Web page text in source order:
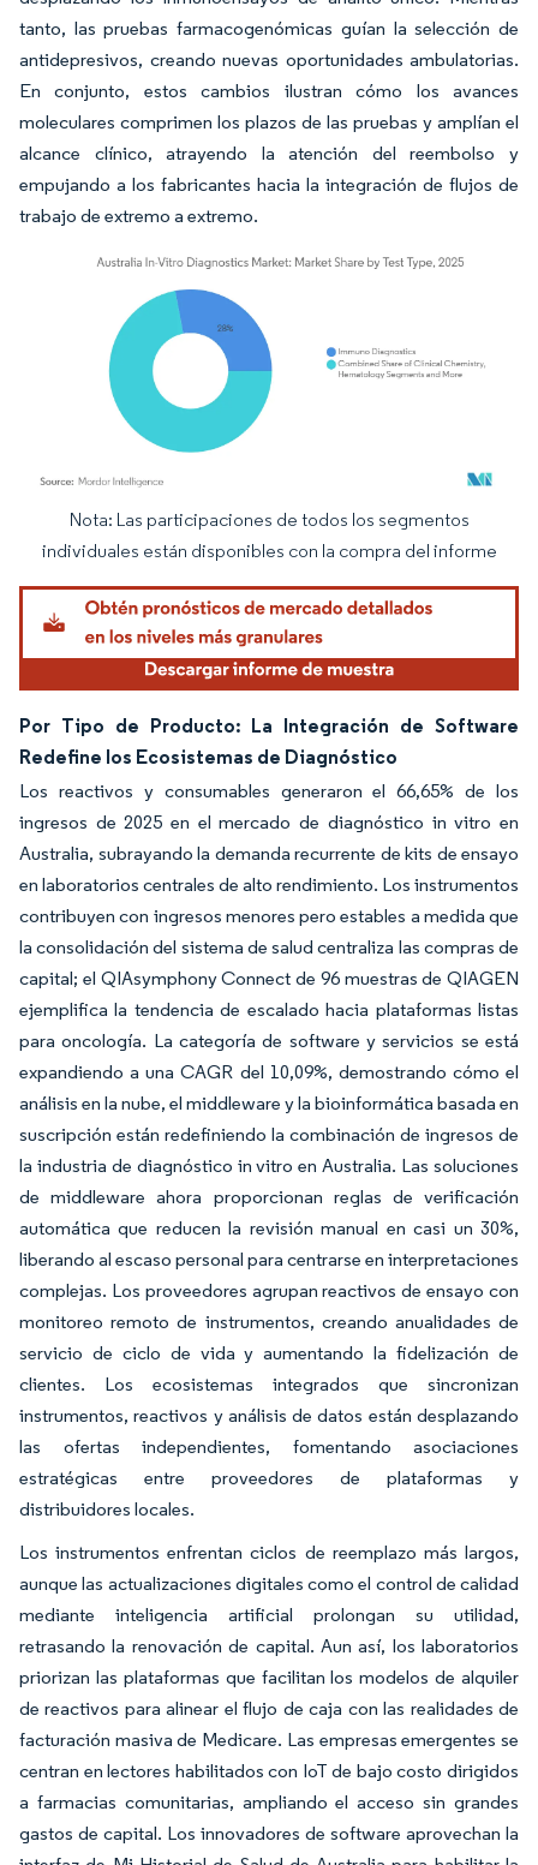
tanto, las pruebas farmacogenómicas guían la selección de
antidepresivos, creando nuevas oportunidades ambulatorias.
En conjunto, estos cambios ilustran cómo los avances
moleculares comprimen los plazos de las pruebas y amplían el
alcance clínico, atrayendo la atención del reembolso y
empujando a los fabricantes hacia la integración de flujos de
trabajo de extremo a extremo.
Imagen © Mordor Intelligence. El uso requiere atribución según CC BY 4.0.
Nota: Las participaciones de todos los segmentos
individuales están disponibles con la compra del informe
Por Tipo de Producto: La Integración de Software
Redefine los Ecosistemas de Diagnóstico
Los reactivos y consumables generaron el 66,65% de los
ingresos de 2025 en el mercado de diagnóstico in vitro en
Australia, subrayando la demanda recurrente de kits de ensayo
en laboratorios centrales de alto rendimiento. Los instrumentos
contribuyen con ingresos menores pero estables a medida que
la consolidación del sistema de salud centraliza las compras de
capital; el QIAsymphony Connect de 96 muestras de QIAGEN
ejemplifica la tendencia de escalado hacia plataformas listas
para oncología. La categoría de software y servicios se está
expandiendo a una CAGR del 10,09%, demostrando cómo el
análisis en la nube, el middleware y la bioinformática basada en
suscripción están redefiniendo la combinación de ingresos de
la industria de diagnóstico in vitro en Australia. Las soluciones
de middleware ahora proporcionan reglas de verificación
automática que reducen la revisión manual en casi un 30%,
liberando al escaso personal para centrarse en interpretaciones
complejas. Los proveedores agrupan reactivos de ensayo con
monitoreo remoto de instrumentos, creando anualidades de
servicio de ciclo de vida y aumentando la fidelización de
clientes. Los ecosistemas integrados que sincronizan
instrumentos, reactivos y análisis de datos están desplazando
las ofertas independientes, fomentando asociaciones
estratégicas entre proveedores de plataformas y
distribuidores locales.
Los instrumentos enfrentan ciclos de reemplazo más largos,
aunque las actualizaciones digitales como el control de calidad
mediante inteligencia artificial prolongan su utilidad,
retrasando la renovación de capital. Aun así, los laboratorios
priorizan las plataformas que facilitan los modelos de alquiler
de reactivos para alinear el flujo de caja con las realidades de
facturación masiva de Medicare. Las empresas emergentes se
centran en lectores habilitados con IoT de bajo costo dirigidos
a farmacias comunitarias, ampliando el acceso sin grandes
gastos de capital. Los innovadores de software aprovechan la